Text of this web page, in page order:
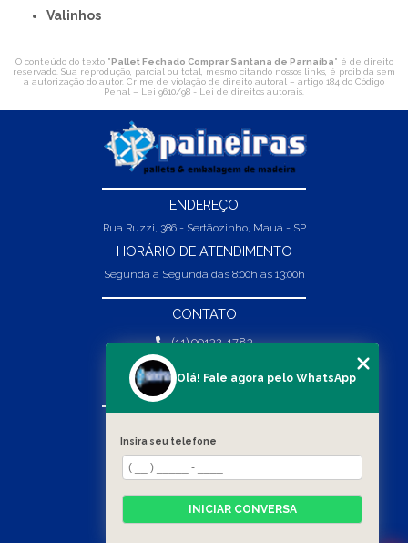
Valinhos
O conteúdo do texto "Pallet Fechado Comprar Santana de Parnaíba" é de direito
reservado. Sua reprodução, parcial ou total, mesmo citando nossos links, é proibida sem
a autorização do autor. Crime de violação de direito autoral – artigo 184 do Código
Penal – Lei 9610/98 - Lei de direitos autorais
ENDEREÇO
Rua Ruzzi, 386 - Sertãozinho, Mauá - SP
HORÁRIO DE ATENDIMENTO
Segunda a Segunda das 8:00h às 13:00h
CONTATO
(11) 99132-1783
(11) 99132-1783
vendas@abpaineiras.com.br
SOBRE NÓS
PRODUTOS
Olá! Fale agora pelo WhatsApp
Insira seu telefone
INICIAR CONVERSA